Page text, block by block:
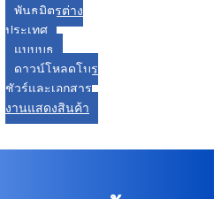
พันธมิตรต่าง
ประเทศ
แบบบูธ
ดาวน์โหลดโบร
ชัวร์และเอกสาร
งานแสดงสินค้า